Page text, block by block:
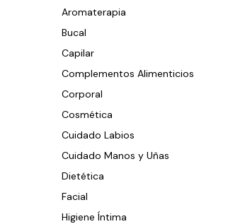
Aromaterapia
Bucal
Capilar
Complementos Alimenticios
Corporal
Cosmética
Cuidado Labios
Cuidado Manos y Uñas
Dietética
Facial
Higiene Íntima